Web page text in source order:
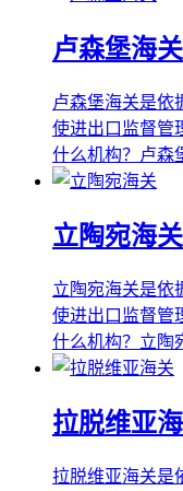
卢森堡海关
卢森堡海关是依
使进出口监督管
什么机构？卢森
立陶宛海关
立陶宛海关是依
使进出口监督管
什么机构？立陶
拉脱维亚
拉脱维亚海关是